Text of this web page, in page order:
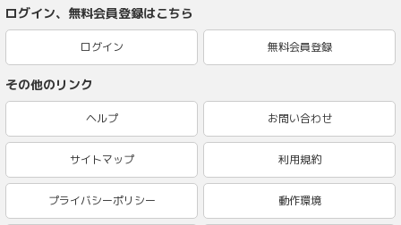
ログイン、無料会員登録はこちら
ログイン 無料会員登録
その他のリンク
ヘルプ お問い合わせ
サイトマップ 利用規約
プライバシーポリシー 動作環境